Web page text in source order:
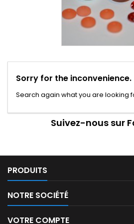
Sorry for the inconvenience.
Search again what you are looking
Suivez-nous sur
PRODUITS
NOTRE SOCIÉTÉ
VOTRE COMPTE